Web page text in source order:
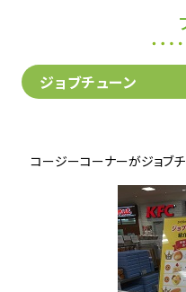
ジョブチューン
コージーコーナーがジョブチ